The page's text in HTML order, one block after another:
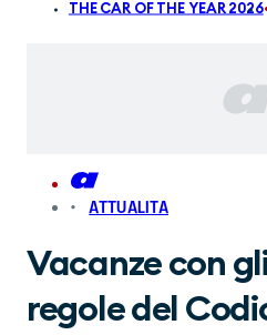
THE CAR OF THE YEAR 2026
ATTUALITA
Vacanze con
regole del